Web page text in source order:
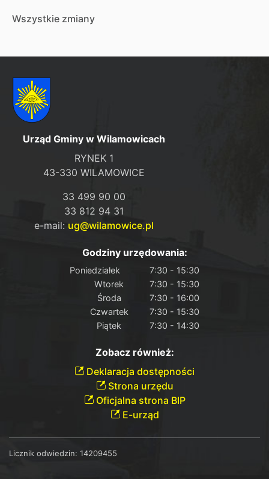
Wszystkie zmiany
Urząd Gminy w Wilamowicach
RYNEK 1
43-330 WILAMOWICE
33 499 90 00
33 812 94 31
e-mail: ug@wilamowice.pl
Godziny urzędowania:
Poniedziałek
7:30 - 15:30
Wtorek
7:30 - 15:30
Środa
7:30 - 16:00
Czwartek
7:30 - 15:30
Piątek
7:30 - 14:30
Zobacz również:
Deklaracja dostępności
Strona urzędu
Oficjalna strona BIP
E-urząd
Licznik odwiedzin: 14209455